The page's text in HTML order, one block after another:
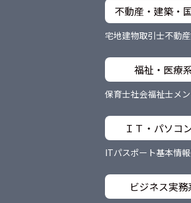
不動産・建築・
宅地建物取引士不動
福祉・医療
保育士社会福祉士メ
ＩＴ・パソコ
ITパスポート基本情
ビジネス実務